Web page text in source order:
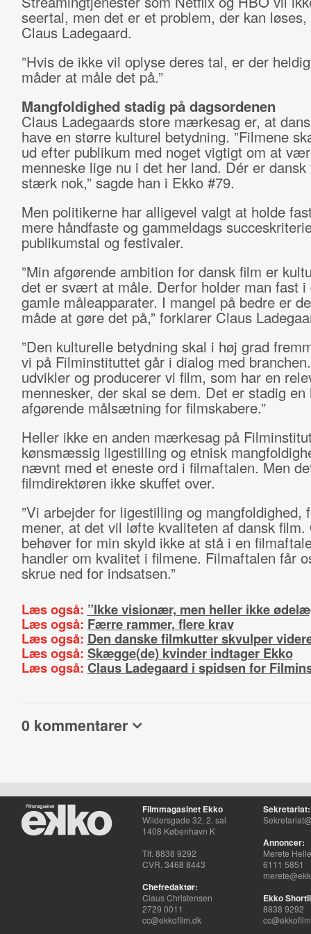
seertal, men det er et problem, der kan løses,
Claus Ladegaard.
”Hvis de ikke vil oplyse deres tal, er der
måder at måle det på.”
Mangfoldighed stadig på dagsordenen
Claus Ladegaards store mærkesag er, at
have en større kulturel betydning. ”Filmene
ud efter publikum med noget vigtigt om at
menneske lige nu i det her land. Dér er
stærk nok,” sagde han i Ekko #79.
Men politikerne har alligevel valgt at holde
mere håndfaste og gammeldags
publikumstal og festivaler.
”Min afgørende ambition for dansk film er
det er svært at måle. Derfor holder man fast i
gamle måleapparater. I mangel på bedre er
måde at gøre det på,” forklarer Claus
”Den kulturelle betydning skal i høj grad
vi på Filminstituttet går i dialog med
udvikler og producerer vi film, som har en
mennesker, der skal se dem. Det er stadig en
afgørende målsætning for filmskabere.”
Heller ikke en anden mærkesag på
kønsmæssig ligestilling og etnisk
nævnt med et eneste ord i filmaftalen. Men
filmdirektøren ikke skuffet over.
”Vi arbejder for ligestilling og mangfoldighed,
mener, at det vil løfte kvaliteten af dansk film.
behøver for min skyld ikke at stå i en
handler om kvalitet i filmene. Filmaftalen får
skrue ned for indsatsen.”
Læs også: ”Ikke visionær, men heller ikke
Læs også: Færre rammer, flere krav
Læs også: Den danske filmkutter skvulper
Læs også: Skægge(de) kvinder indtager Ekko
Læs også: Claus Ladegaard i spidsen for
0 kommentarer
Filmmagasinet Ekko
Wildersgade 32, 2. sal
1408 København K
Tlf. 8838 9292
CVR. 3468 8443
Chefredaktør:
Claus Christensen
2729 0011
cc@ekkofilm.dk
Sekretariat:
Annoncer:
Merete
6111 5851
Ekko
8838 9292